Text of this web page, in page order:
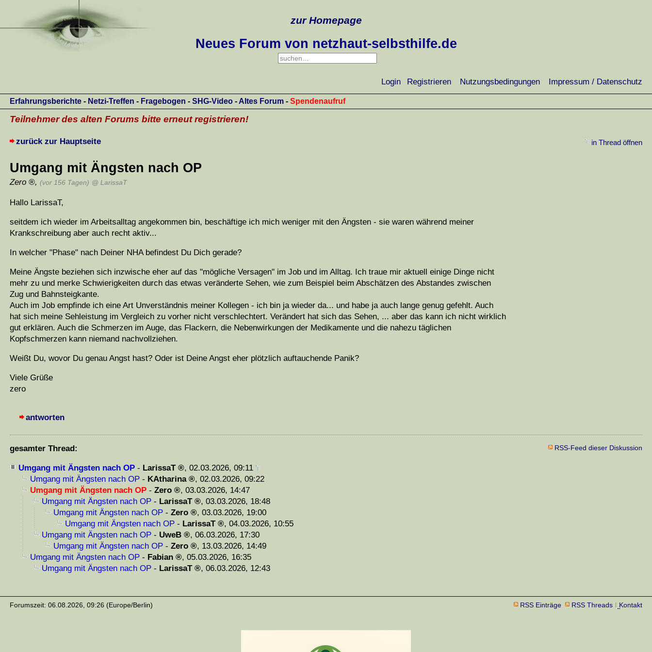
zur Homepage
Neues Forum von netzhaut-selbsthilfe.de
Login Registrieren Nutzungsbedingungen Impressum / Datenschutz
Erfahrungsberichte - Netzi-Treffen - Fragebogen - SHG-Video -Altes Forum - Spendenaufruf
Teilnehmer des alten Forums bitte erneut registrieren!
zurück zur Hauptseite in Thread öffnen
Umgang mit Ängsten nach OP
Zero , (vor 156 Tagen) @ LarissaT
Hallo LarissaT,
seitdem ich wieder im Arbeitsalltag angekommen bin, beschäftige ich mich weniger mit den Ängsten - sie waren während meiner
Krankschreibung aber auch recht aktiv...
In welcher "Phase" nach Deiner NHA befindest Du Dich gerade?
Meine Ängste beziehen sich inzwische eher auf das "mögliche Versagen" im Job und im Alltag. Ich traue mir aktuell einige Dinge nicht
mehr zu und merke Schwierigkeiten durch das etwas veränderte Sehen, wie zum Beispiel beim Abschätzen des Abstandes zwischen
Zug und Bahnsteigkante.
Auch im Job empfinde ich eine Art Unverständnis meiner Kollegen - ich bin ja wieder da... und habe ja auch lange genug gefehlt. Auch
hat sich meine Sehleistung im Vergleich zu vorher nicht verschlechtert. Verändert hat sich das Sehen, ... aber das kann ich nicht wirklich
gut erklären. Auch die Schmerzen im Auge, das Flackern, die Nebenwirkungen der Medikamente und die nahezu täglichen
Kopfschmerzen kann niemand nachvollziehen.
Weißt Du, wovor Du genau Angst hast? Oder ist Deine Angst eher plötzlich auftauchende Panik?
Viele Grüße
zero
antworten
gesamter Thread: RSS-Feed dieser Diskussion
Umgang mit Ängsten nach OP - LarissaT , 02.03.2026, 09:11
Umgang mit Ängsten nach OP - KAtharina , 02.03.2026, 09:22
Umgang mit Ängsten nach OP - Zero , 03.03.2026, 14:47
Umgang mit Ängsten nach OP - LarissaT , 03.03.2026, 18:48
Umgang mit Ängsten nach OP - Zero , 03.03.2026, 19:00
Umgang mit Ängsten nach OP - LarissaT , 04.03.2026, 10:55
Umgang mit Ängsten nach OP - UweB , 06.03.2026, 17:30
Umgang mit Ängsten nach OP - Zero , 13.03.2026, 14:49
Umgang mit Ängsten nach OP - Fabian , 05.03.2026, 16:35
Umgang mit Ängsten nach OP - LarissaT , 06.03.2026, 12:43
Forumszeit: 06.08.2026, 09:26 (Europe/Berlin) RSS Einträge RSS Threads Kontakt